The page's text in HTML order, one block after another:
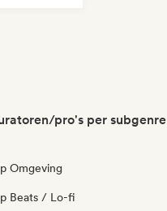
pro's per subgenre
Omgeving
Beats / Lo-fi